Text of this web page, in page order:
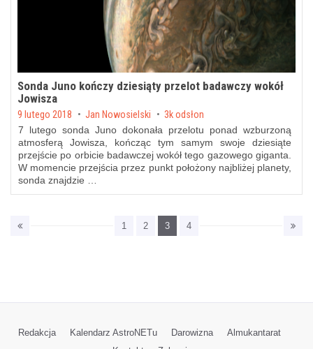
Sonda Juno kończy dziesiąty przelot badawczy wokół
Jowisza
Posted on
9 lutego 2018 byJan Nowosielski 3k odsłon
7 lutego sonda Juno dokonała przelotu ponad wzburzoną
atmosferą Jowisza, kończąc tym samym swoje dziesiąte
przejście po orbicie badawczej wokół tego gazowego giganta.
W momencie przejścia przez punkt położony najbliżej planety,
sonda znajdzie …
1 2 3 4
Redakcja Kalendarz AstroNETu Darowizna
Almukantarat